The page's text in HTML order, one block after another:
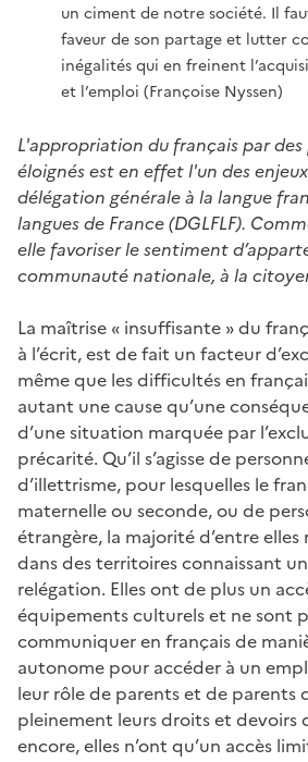
un ciment de notre société. Il
faveur de son partage et lutter
inégalités qui en freinent
et l’emploi (Françoise Nyssen)
L'appropriation du français par
éloignés est en effet l'un des
délégation générale à la langue
langues de France (DGLFLF).
elle favoriser le sentiment
communauté nationale, à la
La maîtrise « insuffisante » du
à l’écrit, est de fait un facteur
même que les difficultés en
autant une cause qu’une
d’une situation marquée par
précarité. Qu’il s’agisse de
d’illettrisme, pour lesquelles le
maternelle ou seconde, ou de
étrangère, la majorité d’entre
dans des territoires connaissant
relégation. Elles ont de plus un
équipements culturels et ne sont
communiquer en français de
autonome pour accéder à un
leur rôle de parents et de parents
pleinement leurs droits et devoirs
encore, elles n’ont qu’un accès